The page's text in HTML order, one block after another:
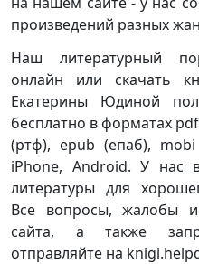
произведений разных
Наш литературный
онлайн или скачать
Екатерины Юдиной
бесплатно в форматах
(ртф), epub (епаб),
iPhone, Android. У нас
литературы для
Все вопросы, жалобы
сайта, а также
отправляйте на